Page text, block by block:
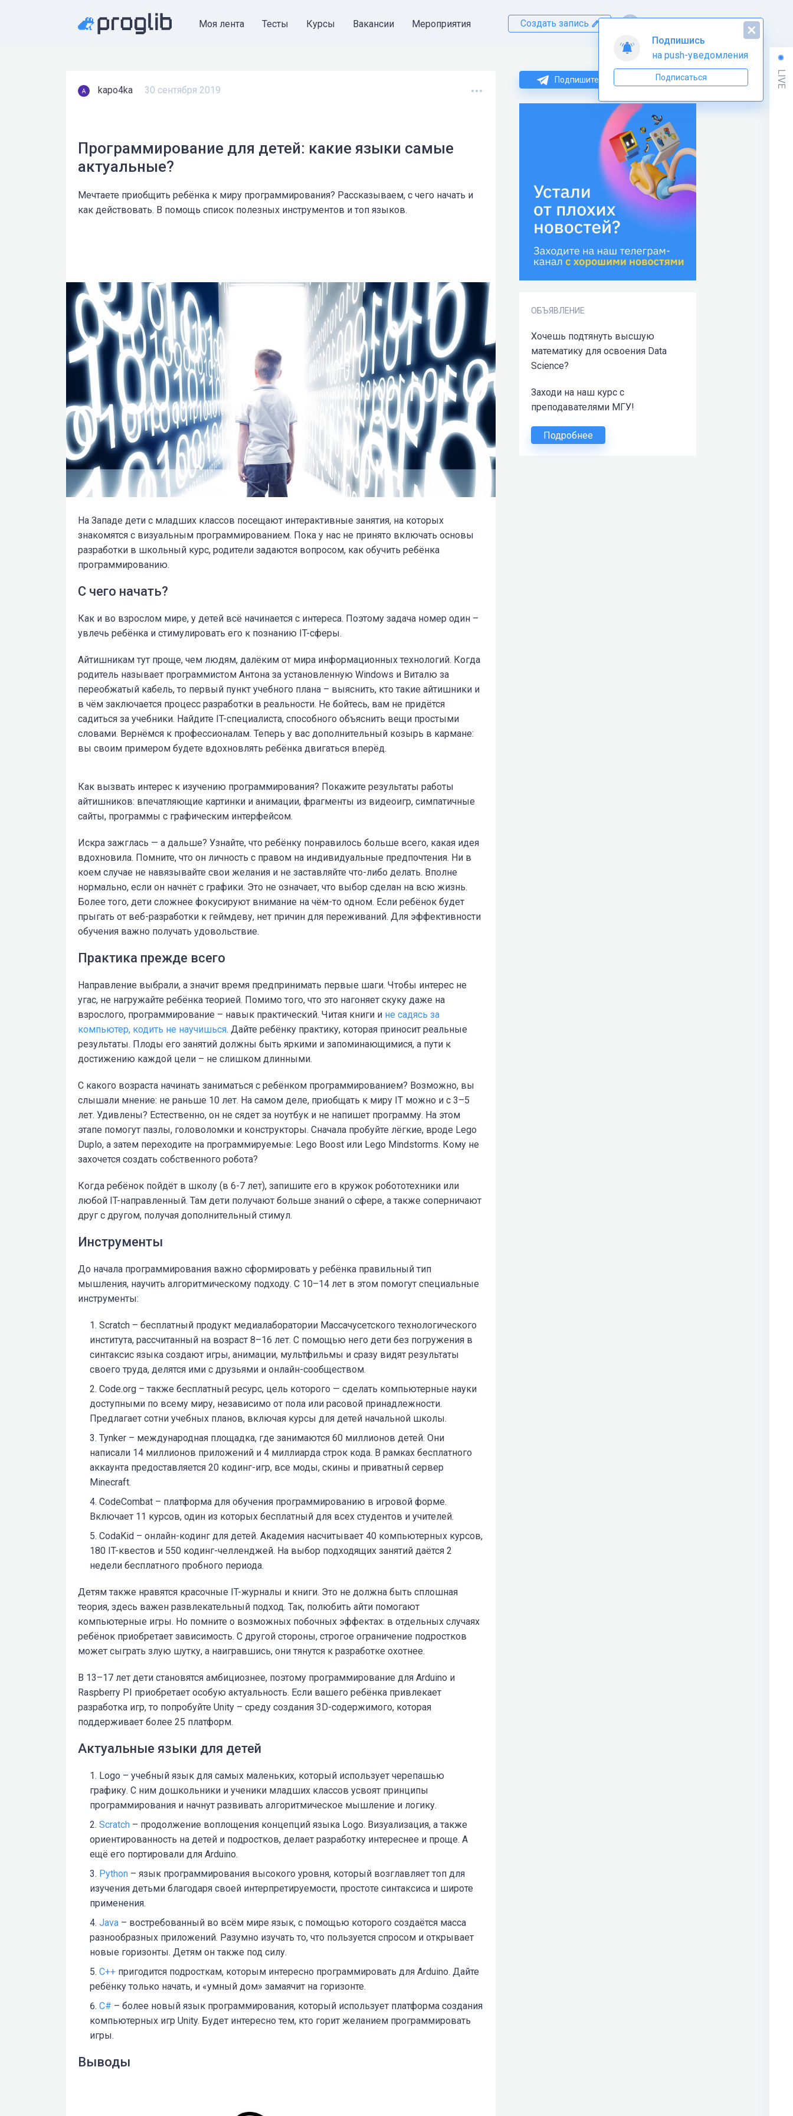
Моя лента Тесты Курсы Вакансии Мероприятия Создать запись
Подпишитесь на нас в Telegram
ОБЪЯВЛЕНИЕ
Хочешь подтянуть высшую
математику для освоения Data
Science?
Заходи на наш курс с
преподавателями МГУ!
Подробнее
kapo4ka 30 сентября 2019
Программирование для детей: какие языки самые
актуальные?
Мечтаете приобщить ребёнка к миру программирования? Рассказываем, с чего начать и
как действовать. В помощь список полезных инструментов и топ языков.
На Западе дети с младших классов посещают интерактивные занятия, на которых
знакомятся с визуальным программированием. Пока у нас не принято включать основы
разработки в школьный курс, родители задаются вопросом, как обучить ребёнка
программированию.
С чего начать?
Как и во взрослом мире, у детей всё начинается с интереса. Поэтому задача номер один –
увлечь ребёнка и стимулировать его к познанию IT-сферы.
Айтишникам тут проще, чем людям, далёким от мира информационных технологий. Когда
родитель называет программистом Антона за установленную Windows и Виталю за
переобжатый кабель, то первый пункт учебного плана – выяснить, кто такие айтишники и
в чём заключается процесс разработки в реальности. Не бойтесь, вам не придётся
садиться за учебники. Найдите IT-специалиста, способного объяснить вещи простыми
словами. Вернёмся к профессионалам. Теперь у вас дополнительный козырь в кармане:
вы своим примером будете вдохновлять ребёнка двигаться вперёд.
Как вызвать интерес к изучению программирования? Покажите результаты работы
айтишников: впечатляющие картинки и анимации, фрагменты из видеоигр, симпатичные
сайты, программы с графическим интерфейсом.
Искра зажглась — а дальше? Узнайте, что ребёнку понравилось больше всего, какая идея
вдохновила. Помните, что он личность с правом на индивидуальные предпочтения. Ни в
коем случае не навязывайте свои желания и не заставляйте что-либо делать. Вполне
нормально, если он начнёт с графики. Это не означает, что выбор сделан на всю жизнь.
Более того, дети сложнее фокусируют внимание на чём-то одном. Если ребёнок будет
прыгать от веб-разработки к геймдеву, нет причин для переживаний. Для эффективности
обучения важно получать удовольствие.
Практика прежде всего
Направление выбрали, а значит время предпринимать первые шаги. Чтобы интерес не
угас, не нагружайте ребёнка теорией. Помимо того, что это нагоняет скуку даже на
взрослого, программирование – навык практический. Читая книги и не садясь за
компьютер, кодить не научишься. Дайте ребёнку практику, которая приносит реальные
результаты. Плоды его занятий должны быть яркими и запоминающимися, а пути к
достижению каждой цели – не слишком длинными.
С какого возраста начинать заниматься с ребёнком программированием? Возможно, вы
слышали мнение: не раньше 10 лет. На самом деле, приобщать к миру IT можно и с 3–5
лет. Удивлены? Естественно, он не сядет за ноутбук и не напишет программу. На этом
этапе помогут пазлы, головоломки и конструкторы. Сначала пробуйте лёгкие, вроде Lego
Duplo, а затем переходите на программируемые: Lego Boost или Lego Mindstorms. Кому не
захочется создать собственного робота?
Когда ребёнок пойдёт в школу (в 6-7 лет), запишите его в кружок робототехники или
любой IT-направленный. Там дети получают больше знаний о сфере, а также соперничают
друг с другом, получая дополнительный стимул.
Инструменты
До начала программирования важно сформировать у ребёнка правильный тип
мышления, научить алгоритмическому подходу. С 10–14 лет в этом помогут специальные
инструменты:
Scratch – бесплатный продукт медиалаборатории Массачусетского технологического
института, рассчитанный на возраст 8–16 лет. С помощью него дети без погружения в
синтаксис языка создают игры, анимации, мультфильмы и сразу видят результаты
своего труда, делятся ими с друзьями и онлайн-сообществом.
Code.org – также бесплатный ресурс, цель которого — сделать компьютерные науки
доступными по всему миру, независимо от пола или расовой принадлежности.
Предлагает сотни учебных планов, включая курсы для детей начальной школы.
Tynker – международная площадка, где занимаются 60 миллионов детей. Они
написали 14 миллионов приложений и 4 миллиарда строк кода. В рамках бесплатного
аккаунта предоставляется 20 кодинг-игр, все моды, скины и приватный сервер
Minecraft.
CodeCombat – платформа для обучения программированию в игровой форме.
Включает 11 курсов, один из которых бесплатный для всех студентов и учителей.
CodaKid – онлайн-кодинг для детей. Академия насчитывает 40 компьютерных курсов,
180 IT-квестов и 550 кодинг-челленджей. На выбор подходящих занятий даётся 2
недели бесплатного пробного периода.
Детям также нравятся красочные IT-журналы и книги. Это не должна быть сплошная
теория, здесь важен развлекательный подход. Так, полюбить айти помогают
компьютерные игры. Но помните о возможных побочных эффектах: в отдельных случаях
ребёнок приобретает зависимость. С другой стороны, строгое ограничение подростков
может сыграть злую шутку, а наигравшись, они тянутся к разработке охотнее.
В 13–17 лет дети становятся амбициознее, поэтому программирование для Arduino и
Raspberry PI приобретает особую актуальность. Если вашего ребёнка привлекает
разработка игр, то попробуйте Unity – среду создания 3D-содержимого, которая
поддерживает более 25 платформ.
Актуальные языки для детей
Logo – учебный язык для самых маленьких, который использует черепашью
графику. С ним дошкольники и ученики младших классов усвоят принципы
программирования и начнут развивать алгоритмическое мышление и логику.
Scratch – продолжение воплощения концепций языка Logo. Визуализация, а также
ориентированность на детей и подростков, делает разработку интереснее и проще. А
ещё его портировали для Arduino.
Python – язык программирования высокого уровня, который возглавляет топ для
изучения детьми благодаря своей интерпретируемости, простоте синтаксиса и широте
применения.
Java – востребованный во всём мире язык, с помощью которого создаётся масса
разнообразных приложений. Разумно изучать то, что пользуется спросом и открывает
новые горизонты. Детям он также под силу.
C++ пригодится подросткам, которым интересно программировать для Arduino. Дайте
ребёнку только начать, и «умный дом» замаячит на горизонте.
С# – более новый язык программирования, который использует платформа создания
компьютерных игр Unity. Будет интересно тем, кто горит желанием программировать
игры.
Выводы
LIVE
Подпишись
на push-уведомления
Подписаться